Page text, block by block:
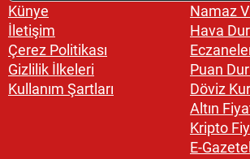
Künye
İletişim
Çerez Politikası
Gizlilik İlkeleri
Kullanım Şartları
Namaz
Hava
Puan
Döviz
Altın
Kripto
E-